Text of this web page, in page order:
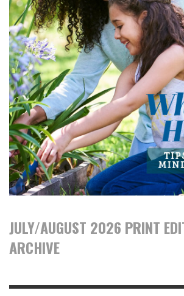
JULY/AUGUST 2026 PRINT
ARCHIVE